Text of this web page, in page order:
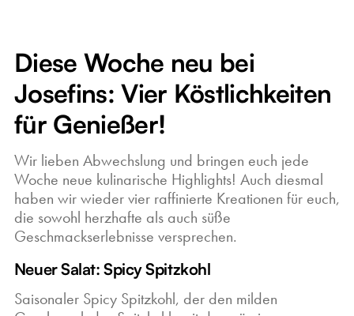
Diese Woche neu bei
Josefins: Vier Köstlichkeiten
für Genießer!
Wir lieben Abwechslung und bringen euch jede
Woche neue kulinarische Highlights! Auch diesmal
haben wir wieder vier raffinierte Kreationen für euch,
die sowohl herzhafte als auch süße
Geschmackserlebnisse versprechen.
Neuer Salat: Spicy Spitzkohl
Saisonaler Spicy Spitzkohl, der den milden